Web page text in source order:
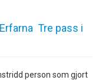
Erfarna Tre pass i
person som gjort